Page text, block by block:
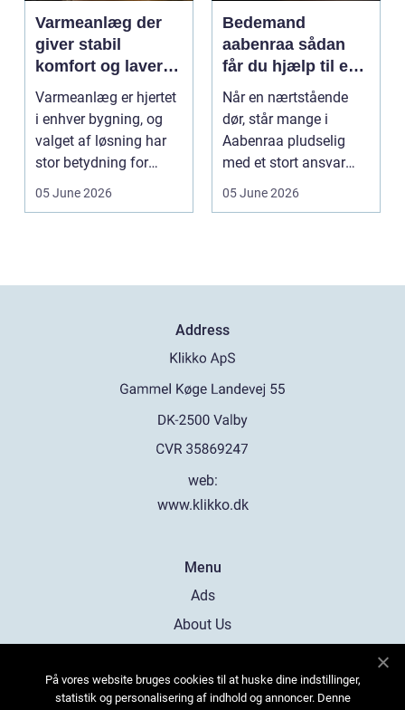
Varmeanlæg der
giver stabil
komfort og lavere
energiregning
Varmeanlæg er hjertet
i enhver bygning, og
valget af løsning har
stor betydning for
b&a...
05 June 2026
Bedemand
aabenraa sådan
får du hjælp til en
værdig afsked
Når en nærtstående
dør, står mange i
Aabenraa pludselig
med et stort ansvar
midt i sorgen.
05 June 2026
Address
web:
www.klikko.dk
Menu
Ads
About Us
Contact
På vores website bruges cookies til at huske dine indstillinger,
statistik og personalisering af indhold og annoncer. Denne